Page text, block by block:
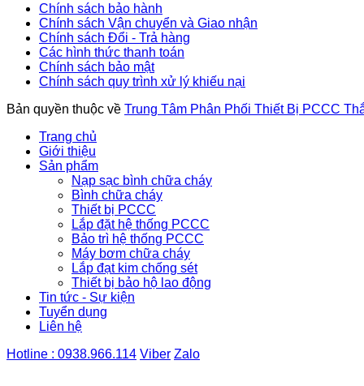
Chính sách bảo hành
Chính sách Vận chuyển và Giao nhận
Chính sách Đổi - Trả hàng
Các hình thức thanh toán
Chính sách bảo mật
Chính sách quy trình xử lý khiếu nại
Bản quyền thuộc về Trung Tâm Phân Phối Thiết Bị PCCC
Trang chủ
Giới thiệu
Sản phẩm
Nạp sạc bình chữa cháy
Bình chữa cháy
Thiết bị PCCC
Lắp đặt hệ thống PCCC
Bảo trì hệ thống PCCC
Máy bơm chữa cháy
Lắp đạt kim chống sét
Thiết bị bảo hộ lao động
Tin tức - Sự kiện
Tuyển dụng
Liên hệ
Hotline : 0938.966.114 Viber Zalo